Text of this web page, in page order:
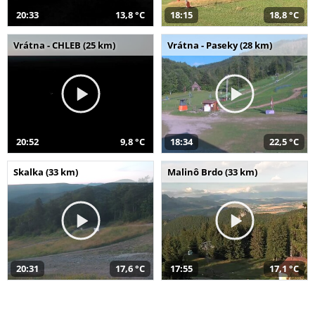
20:33 13,8 °C 18:15 18,8 °C
Vrátna - CHLEB (25 km)
20:52 9,8 °C
Vrátna - Paseky (28 km)
18:34 22,5 °C
Skalka (33 km)
20:31 17,6 °C
Malinô Brdo (33 km)
17:55 17,1 °C